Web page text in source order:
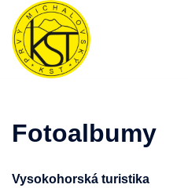
Preskočiť
obsah
Fotoalbumy
Vysokohorská turistika